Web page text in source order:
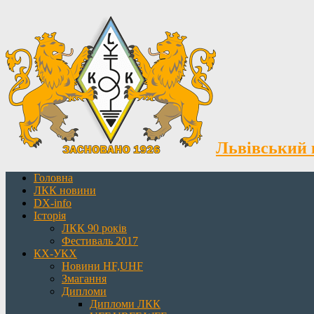
Львівський
Головна
ЛКК новини
DX-info
Історія
ЛКК 90 років
Фестиваль 2017
КХ-УКХ
Новини HF,UHF
Змагання
Дипломи
Дипломи ЛКК